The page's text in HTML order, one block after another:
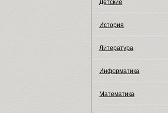
Детские
История
Литература
Информатика
Математика